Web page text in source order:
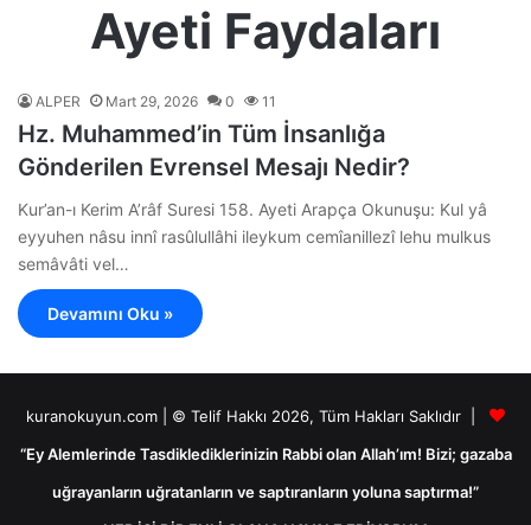
Ayeti Faydaları
ALPER Mart 29, 2026 0 11
Hz. Muhammed’in Tüm İnsanlığa
Gönderilen Evrensel Mesajı Nedir?
Kur’an-ı Kerim A’râf Suresi 158. Ayeti Arapça Okunuşu: Kul yâ
eyyuhen nâsu innî rasûlullâhi ileykum cemîanillezî lehu mulkus
semâvâti vel…
Devamını Oku »
kuranokuyun.com | © Telif Hakkı 2026, Tüm Hakları Saklıdır |
“Ey Alemlerinde Tasdiklediklerinizin Rabbi olan Allah’ım! Bizi; gazaba
uğrayanların uğratanların ve saptıranların yoluna saptırma!”